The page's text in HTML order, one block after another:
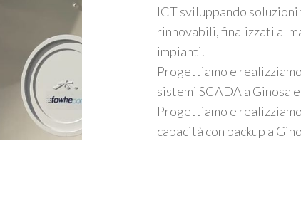
ICT sviluppando
rinnovabili, finalizzati al
impianti.
Progettiamo e
sistemi SCADA a Ginosa
Progettiamo e
capacità con backup a